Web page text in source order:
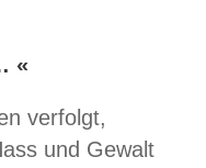
«
verfolgt,
und Gewalt